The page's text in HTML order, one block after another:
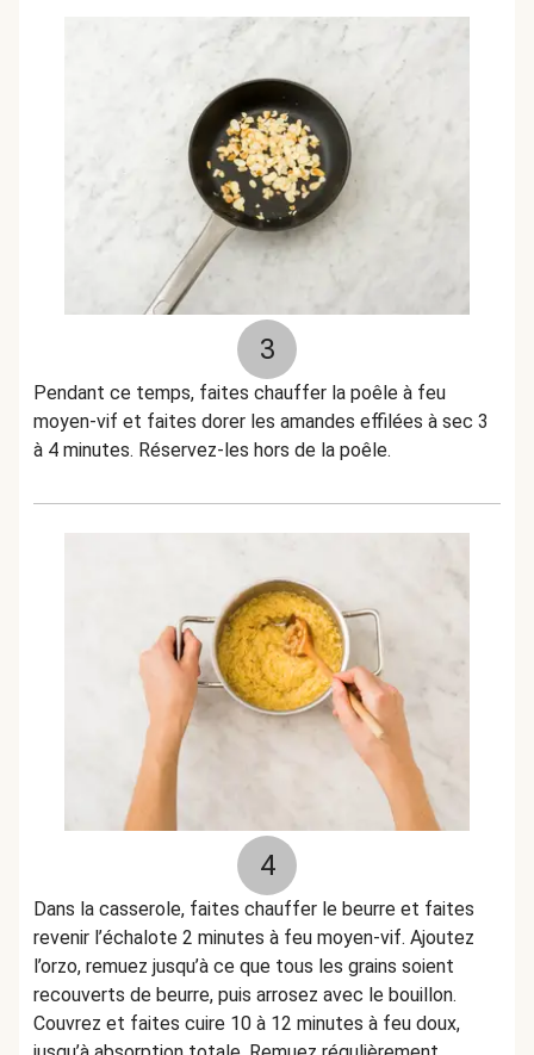
3
Pendant ce temps, faites chauffer la poêle à feu
moyen-vif et faites dorer les amandes effilées à sec 3
à 4 minutes. Réservez-les hors de la poêle.
4
Dans la casserole, faites chauffer le beurre et faites
revenir l’échalote 2 minutes à feu moyen-vif. Ajoutez
l’orzo, remuez jusqu’à ce que tous les grains soient
recouverts de beurre, puis arrosez avec le bouillon.
Couvrez et faites cuire 10 à 12 minutes à feu doux,